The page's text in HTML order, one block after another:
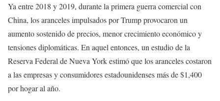
Ya entre 2018 y 2019, durante la primera guerra comercial con
China, los aranceles impulsados por Trump provocaron un
aumento sostenido de precios, menor crecimiento económico y
tensiones diplomáticas. En aquel entonces, un estudio de la
Reserva Federal de Nueva York estimó que los aranceles costaron
a las empresas y consumidores estadounidenses más de $1,400
por hogar al año.